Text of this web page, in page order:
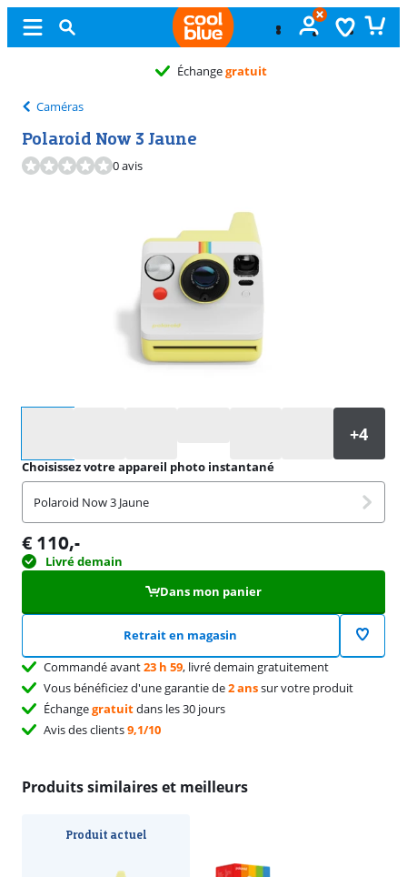
Échangegratuit
Caméras
Polaroid Now 3 Jaune
0 avis
Choisissez votre appareil photo instantané
Polaroid Now 3 Jaune
€ 110,-
Livré demain
Dans mon panier
Retrait en magasin
Commandé avant23 h 59, livré demain gratuitement
Vous bénéficiez d'une garantie de2 anssur votre produit
Échangegratuitdans les 30 jours
Avis des clients9,1/10
Produits similaires et meilleurs
Produit actuel